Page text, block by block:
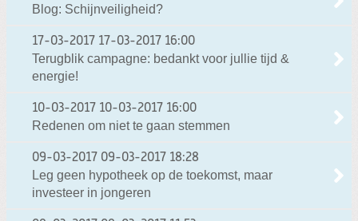
Blog: Schijnveiligheid?
17-03-2017 17-03-2017 16:00
Terugblik campagne: bedankt voor jullie tijd &
energie!
10-03-2017 10-03-2017 16:00
Redenen om niet te gaan stemmen
09-03-2017 09-03-2017 18:28
Leg geen hypotheek op de toekomst, maar
investeer in jongeren